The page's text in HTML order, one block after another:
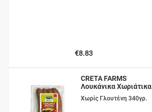
€8.83
CRETA FARMS
Λουκάνικα Χωριάτικα
Σφακιανά
Χωρίς Γλουτένη 340γρ.